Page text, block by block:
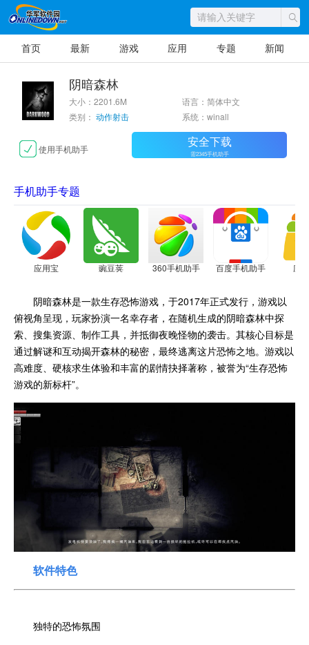
首页 最新 游戏 应用 专题 新闻
阴暗森林
大小：2201.6M
语言：简体中文
类别： 动作射击 系统：winall
使用手机助手 安全下载
需2345手机助手
手机助手专题
应用宝 豌豆荚 360手机助手 百度手机助手 应
阴暗森林是一款生存恐怖游戏，于2017年正式发行，游戏以
俯视角呈现，玩家扮演一名幸存者，在随机生成的阴暗森林中探
索、搜集资源、制作工具，并抵御夜晚怪物的袭击。其核心目标是
通过解谜和互动揭开森林的秘密，最终逃离这片恐怖之地。游戏以
高难度、硬核求生体验和丰富的剧情抉择著称，被誉为“生存恐怖
游戏的新标杆”。
软件特色
独特的恐怖氛围